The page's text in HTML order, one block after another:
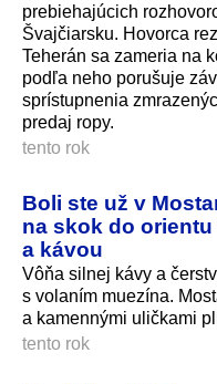
prebiehajúcich
Švajčiarsku. Hovorca
Teherán sa zameria na
podľa neho porušuje
sprístupnenia
predaj ropy.
tento rok
Boli ste už v
na skok do
a kávou
Vôňa silnej kávy a
s volaním muezína.
a kamennými uličkami
tento rok